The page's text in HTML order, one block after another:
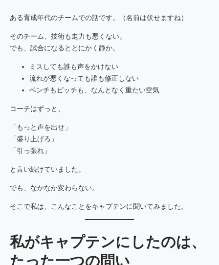
ある育成年代のチームでの話です。（名前は伏せますね）
そのチーム、技術も走力も悪くない。
でも、試合になるととにかく静か。
ミスしても誰も声をかけない
流れが悪くなっても誰も修正しない
ベンチもピッチも、なんとなく重たい空気
コーチはずっと、
「もっと声を出せ」
「盛り上げろ」
「引っ張れ」
と言い続けていました。
でも、なかなか変わらない。
そこで私は、こんなことをキャプテンに聞いてみました。
私がキャプテンにしたのは、
たった一つの問い